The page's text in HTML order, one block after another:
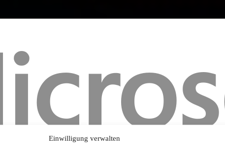
Einwilligung verwalten